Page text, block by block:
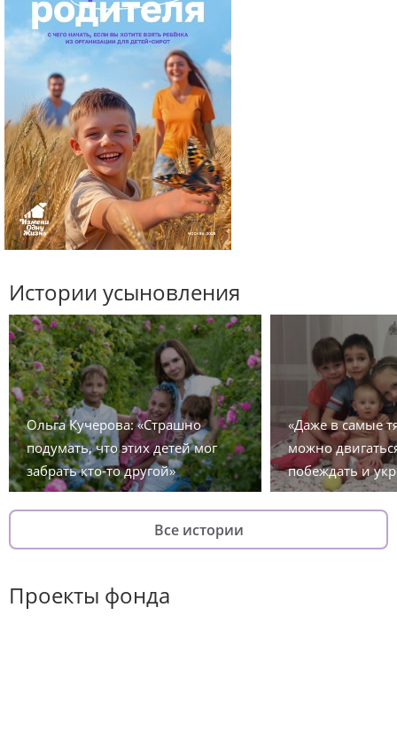
Истории усыновления
Ольга Кучерова: «Страшно
подумать, что этих детей мог
забрать кто-то другой»
«Даже в самые
можно
побеждать и
Все истории
Проекты фонда